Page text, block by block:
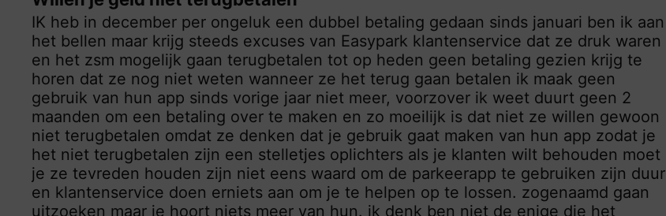
IK heb in december per ongeluk een dubbel betaling gedaan sinds januari ben ik aan
het bellen maar krijg steeds excuses van Easypark klantenservice dat ze druk waren
en het zsm mogelijk gaan terugbetalen tot op heden geen betaling gezien krijg te
horen dat ze nog niet weten wanneer ze het terug gaan betalen ik maak geen
gebruik van hun app sinds vorige jaar niet meer, voorzover ik weet duurt geen 2
maanden om een betaling over te maken en zo moeilijk is dat niet ze willen gewoon
niet terugbetalen omdat ze denken dat je gebruik gaat maken van hun app zodat je
het niet terugbetalen zijn een stelletjes oplichters als je klanten wilt behouden moet
je ze tevreden houden zijn niet eens waard om de parkeerapp te gebruiken zijn duur
en klantenservice doen erniets aan om je te helpen op te lossen. zogenaamd gaan
uitzoeken maar je hoort niets meer van hun. ik denk ben niet de enige die het